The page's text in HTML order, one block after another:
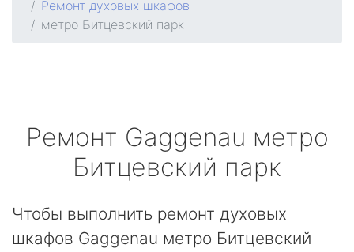
Ремонт духовых шкафов
метро Битцевский парк
Ремонт Gaggenau метро
Битцевский парк
Чтобы выполнить ремонт духовых
шкафов Gaggenau метро Битцевский